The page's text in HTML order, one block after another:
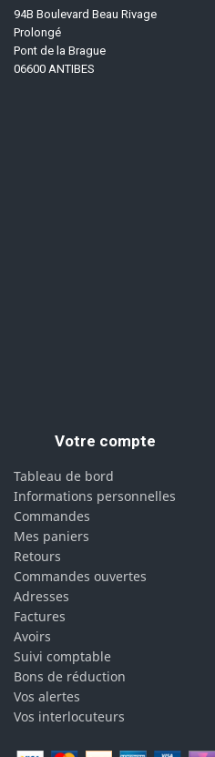
94B Boulevard Beau Rivage
Prolongé
Pont de la Brague
06600 ANTIBES
Votre compte
Tableau de bord
Informations personnelles
Commandes
Mes paniers
Retours
Commandes ouvertes
Adresses
Factures
Avoirs
Suivi comptable
Bons de réduction
Vos alertes
Vos interlocuteurs